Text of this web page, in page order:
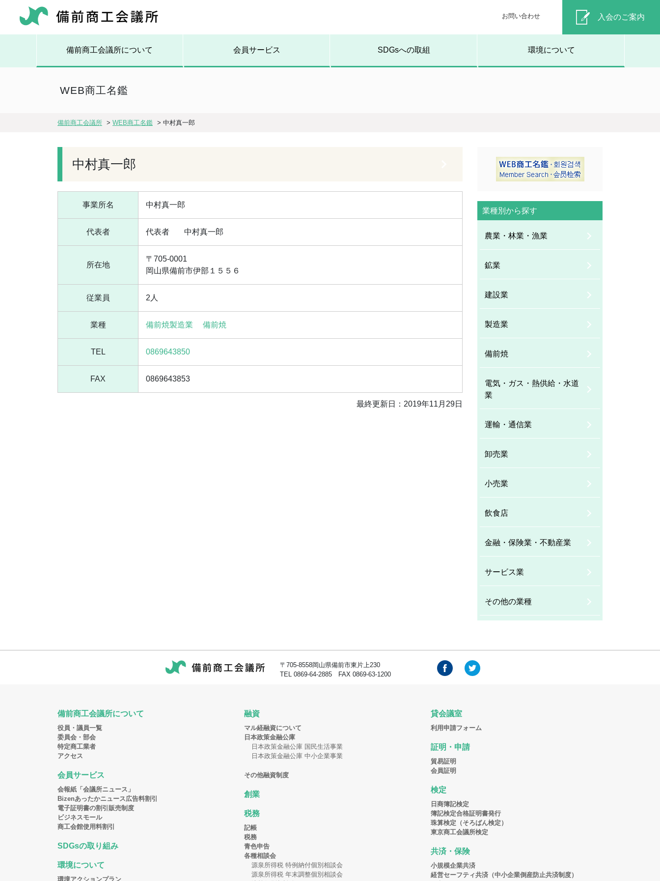
お問い合わせ 入会のご案内
備前商工会議所について 会員サービス SDGsへの取組 環境について
WEB商工名鑑
備前商工会議所 > WEB商工名鑑 > 中村真一郎
中村真一郎
事業所名 中村真一郎
代表者 代表者 中村真一郎
所在地
〒705-0001
岡山県備前市伊部１５５６
従業員 2人
業種 備前焼製造業 備前焼
TEL 0869643850
FAX 0869643853
最終更新日：2019年11月29日
業種別から探す
農業・林業・漁業
鉱業
建設業
製造業
備前焼
電気・ガス・熱供給・水道
業
運輸・通信業
卸売業
小売業
飲食店
金融・保険業・不動産業
サービス業
その他の業種
〒705-8558岡山県備前市東片上230
TEL 0869-64-2885 FAX 0869-63-1200
備前商工会議所について
役員・議員一覧
委員会・部会
特定商工業者
アクセス
会員サービス
会報紙「会議所ニュース」
Bizenあったかニュース広告料割引
電子証明書の割引販売制度
ビジネスモール
商工会館使用料割引
SDGsの取り組み
環境について
環境アクションプラン
融資
マル経融資について
日本政策金融公庫
日本政策金融公庫 国民生活事業
日本政策金融公庫 中小企業事業
その他融資制度
創業
税務
記帳
税務
青色申告
各種相談会
源泉所得税 特例納付個別相談会
源泉所得税 年末調整個別相談会
貸会議室
利用申請フォーム
証明・申請
貿易証明
会員証明
検定
日商簿記検定
簿記検定合格証明書発行
珠算検定（そろばん検定）
東京商工会議所検定
共済・保険
小規模企業共済
経営セーフティ共済（中小企業倒産防止共済制度）